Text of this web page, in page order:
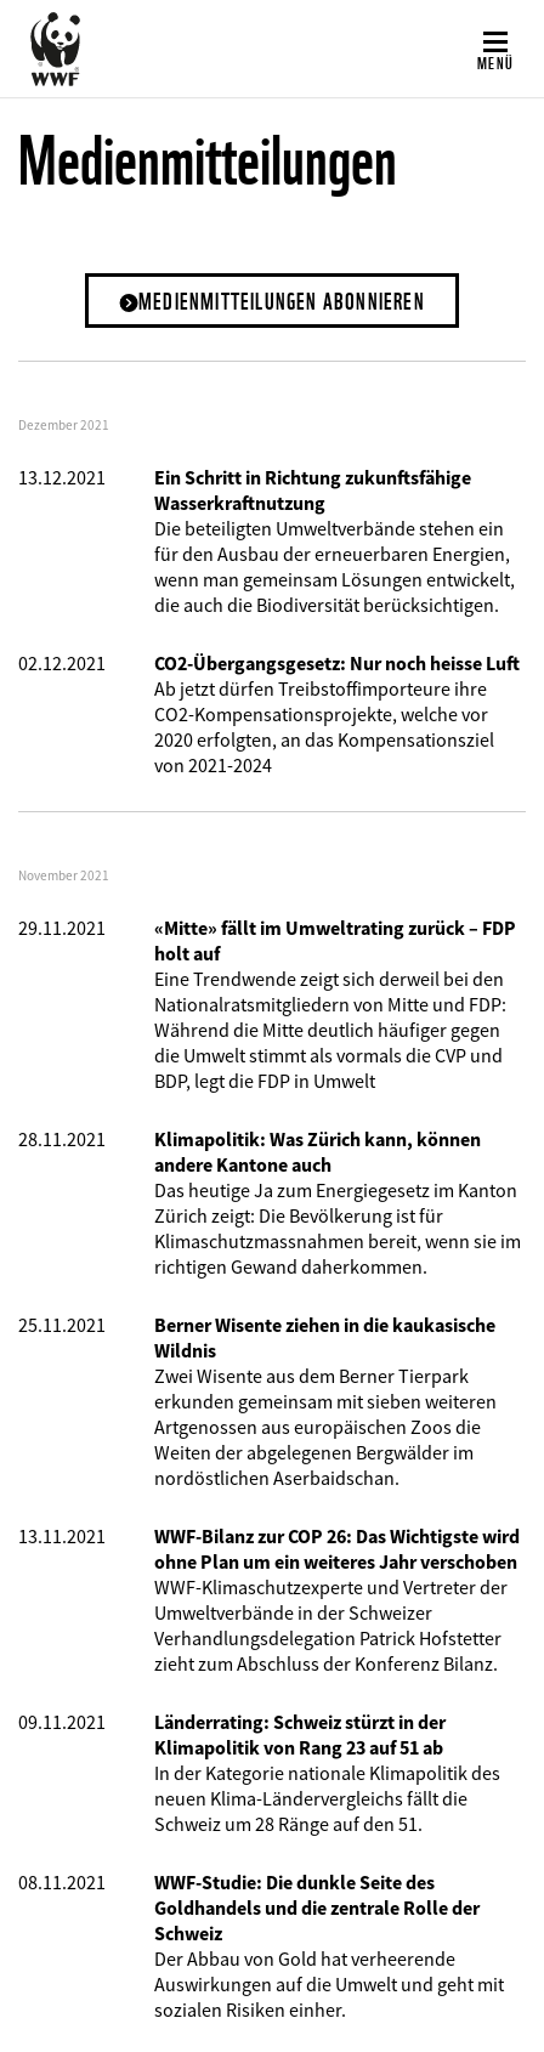
Direkt
zum
Inhalt
MENÜ
Medienmitteilungen
MEDIENMITTEILUNGEN ABONNIEREN
Dezember 2021
13.12.2021
Ein Schritt in Richtung zukunftsfähige
Wasserkraftnutzung
Die beteiligten Umweltverbände stehen ein
für den Ausbau der erneuerbaren Energien,
wenn man gemeinsam Lösungen entwickelt,
die auch die Biodiversität berücksichtigen.
02.12.2021
CO2-Übergangsgesetz: Nur noch heisse Luft
Ab jetzt dürfen Treibstoffimporteure ihre
CO2-Kompensationsprojekte, welche vor
2020 erfolgten, an das Kompensationsziel
von 2021-2024
November 2021
29.11.2021
«Mitte» fällt im Umweltrating zurück – FDP
holt auf
Eine Trendwende zeigt sich derweil bei den
Nationalratsmitgliedern von Mitte und FDP:
Während die Mitte deutlich häufiger gegen
die Umwelt stimmt als vormals die CVP und
BDP, legt die FDP in Umwelt
28.11.2021
Klimapolitik: Was Zürich kann, können
andere Kantone auch
Das heutige Ja zum Energiegesetz im Kanton
Zürich zeigt: Die Bevölkerung ist für
Klimaschutzmassnahmen bereit, wenn sie im
richtigen Gewand daherkommen.
25.11.2021
Berner Wisente ziehen in die kaukasische
Wildnis
Zwei Wisente aus dem Berner Tierpark
erkunden gemeinsam mit sieben weiteren
Artgenossen aus europäischen Zoos die
Weiten der abgelegenen Bergwälder im
nordöstlichen Aserbaidschan.
13.11.2021
WWF-Bilanz zur COP 26: Das Wichtigste wird
ohne Plan um ein weiteres Jahr verschoben
WWF-Klimaschutzexperte und Vertreter der
Umweltverbände in der Schweizer
Verhandlungsdelegation Patrick Hofstetter
zieht zum Abschluss der Konferenz Bilanz.
09.11.2021
Länderrating: Schweiz stürzt in der
Klimapolitik von Rang 23 auf 51 ab
In der Kategorie nationale Klimapolitik des
neuen Klima-Ländervergleichs fällt die
Schweiz um 28 Ränge auf den 51.
08.11.2021
WWF-Studie: Die dunkle Seite des
Goldhandels und die zentrale Rolle der
Schweiz
Der Abbau von Gold hat verheerende
Auswirkungen auf die Umwelt und geht mit
sozialen Risiken einher.